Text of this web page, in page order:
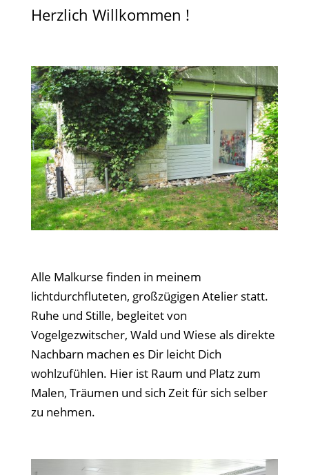
Herzlich Willkommen !
Alle Malkurse finden in meinem
lichtdurchfluteten, großzügigen Atelier statt.
Ruhe und Stille, begleitet von
Vogelgezwitscher, Wald und Wiese als direkte
Nachbarn machen es Dir leicht Dich
wohlzufühlen. Hier ist Raum und Platz zum
Malen, Träumen und sich Zeit für sich selber
zu nehmen.